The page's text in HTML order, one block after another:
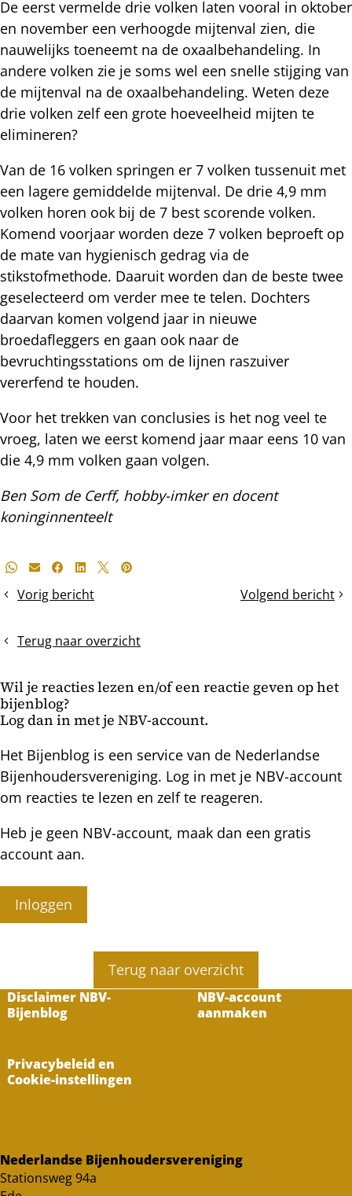
De eerst vermelde drie volken laten vooral in oktober
en november een verhoogde mijtenval zien, die
nauwelijks toeneemt na de oxaalbehandeling. In
andere volken zie je soms wel een snelle stijging van
de mijtenval na de oxaalbehandeling. Weten deze
drie volken zelf een grote hoeveelheid mijten te
elimineren?
Van de 16 volken springen er 7 volken tussenuit met
een lagere gemiddelde mijtenval. De drie 4,9 mm
volken horen ook bij de 7 best scorende volken.
Komend voorjaar worden deze 7 volken beproeft op
de mate van hygienisch gedrag via de
stikstofmethode. Daaruit worden dan de beste twee
geselecteerd om verder mee te telen. Dochters
daarvan komen volgend jaar in nieuwe
broedafleggers en gaan ook naar de
bevruchtingsstations om de lijnen raszuiver
vererfend te houden.
Voor het trekken van conclusies is het nog veel te
vroeg, laten we eerst komend jaar maar eens 10 van
die 4,9 mm volken gaan volgen.
Ben Som de Cerff, hobby-imker en docent
koninginnenteelt
Deel
bericht
Whatsapp
E-mailFacebook
LinkedIn
X Pinterest
Vorig bericht
Kasten
maar
Volgend bericht
Dicht
Terug naar overzicht
Wil je reacties lezen en/of een reactie geven op het
bijenblog?
Log dan in met je NBV-account.
Het Bijenblog is een service van de Nederlandse
Bijenhoudersvereniging. Log in met je NBV-account
om reacties te lezen en zelf te reageren.
Heb je geen NBV-account, maak dan een gratis
account aan.
Inloggen
Terug naar overzicht
Disclaimer NBV-
Bijenblog
NBV-account
aanmaken
Privacybeleid en
Cookie-instellingen
Nederlandse Bijenhoudersvereniging
Stationsweg 94a